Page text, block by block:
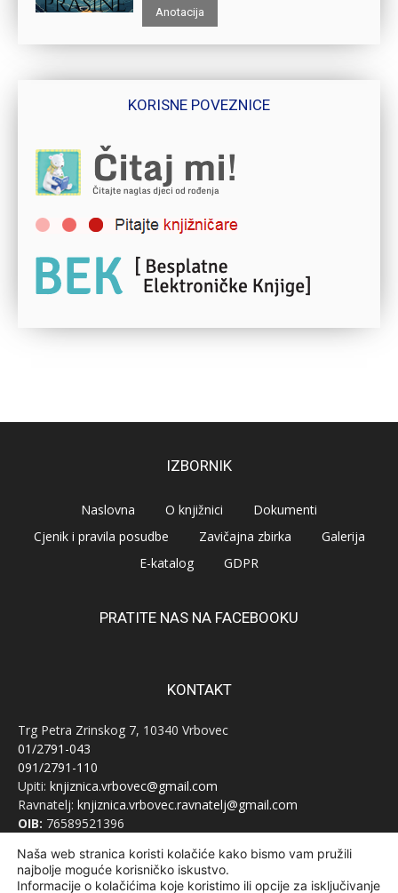
Anotacija
KORISNE POVEZNICE
IZBORNIK
Naslovna O knjižnici
Dokumenti
Cjenik i pravila posudbe
Zavičajna zbirka
Galerija
E-katalog
GDPR
PRATITE NAS NA FACEBOOKU
KONTAKT
Trg Petra Zrinskog 7, 10340 Vrbovec
01/2791-043
091/2791-110
Upiti: knjiznica.vrbovec@gmail.com
Ravnatelj: knjiznica.vrbovec.ravnatelj@gmail.com
OIB: 76589521396
Naša web stranica koristi kolačiće kako bismo vam pružili
najbolje moguće korisničko iskustvo.
Informacije o kolačićima koje koristimo ili opcije za isključivanje